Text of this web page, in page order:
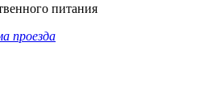
питания
проезда